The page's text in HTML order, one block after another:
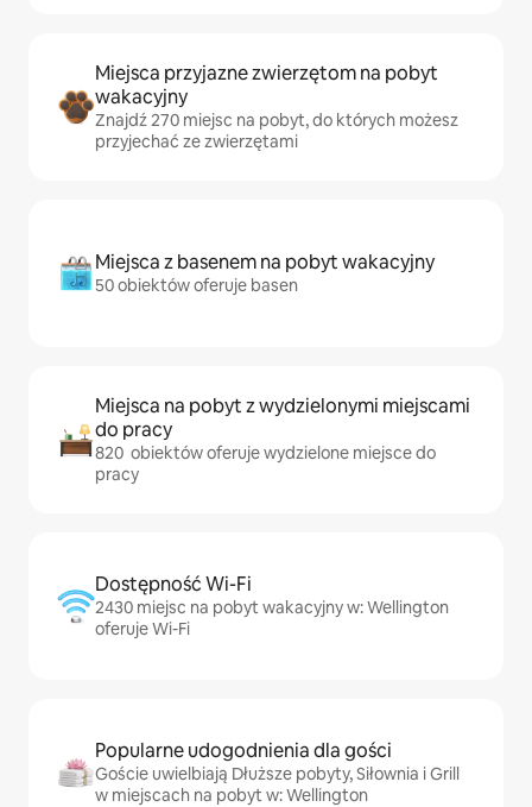
Miejsca przyjazne zwierzętom na pobyt
wakacyjny
Znajdź 270 miejsc na pobyt, do których możesz
przyjechać ze zwierzętami
Miejsca z basenem na pobyt wakacyjny
50 obiektów oferuje basen
Miejsca na pobyt z wydzielonymi miejscami
do pracy
820 obiektów oferuje wydzielone miejsce do
pracy
Dostępność Wi-Fi
2430 miejsc na pobyt wakacyjny w: Wellington
oferuje Wi-Fi
Popularne udogodnienia dla gości
Goście uwielbiają Dłuższe pobyty, Siłownia i Grill
w miejscach na pobyt w: Wellington